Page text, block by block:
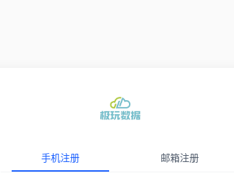
手机注册 邮箱注册